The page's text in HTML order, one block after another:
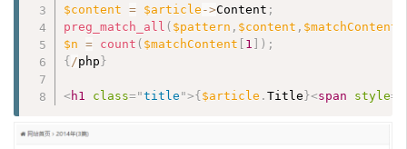
$content
= $article ->Content ;
preg_match_all ( $pattern , $content , $matchContent
$n
= count ( $matchContent [ 1 ] ) ;
{ /php}
<h1 class="title ">{$article .Title}<span style="